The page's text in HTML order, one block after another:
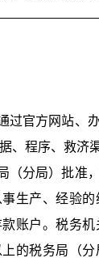
过官方网站、
、程序、救济
（分局）批准
生产、经验
账户。税务
的税务局（